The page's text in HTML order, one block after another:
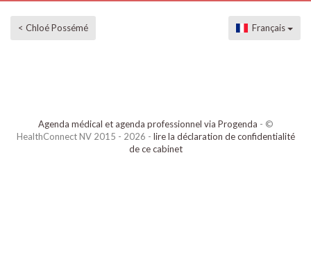
< Chloé Possémé Français
Agenda médical et agenda professionnel via Progenda - ©
HealthConnect NV 2015 - 2026 - lire la déclaration de confidentialité
de ce cabinet